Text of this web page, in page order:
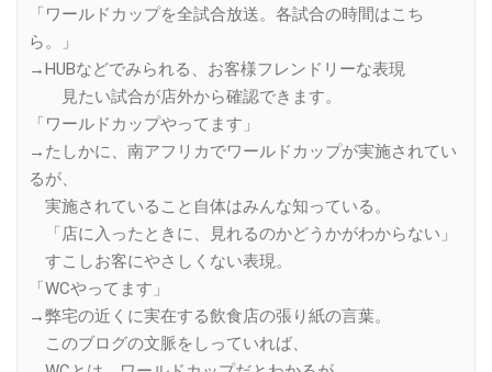
「ワールドカップを全試合放送。各試合の時間はこち
ら。」
→HUBなどでみられる、お客様フレンドリーな表現
見たい試合が店外から確認できます。
「ワールドカップやってます」
→たしかに、南アフリカでワールドカップが実施されてい
るが、
実施されていること自体はみんな知っている。
「店に入ったときに、見れるのかどうかがわからない」
すこしお客にやさしくない表現。
「WCやってます」
→弊宅の近くに実在する飲食店の張り紙の言葉。
このブログの文脈をしっていれば、